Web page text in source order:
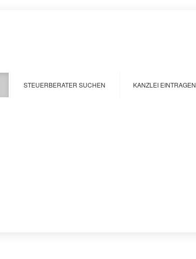
STEUERBERATER SUCHEN KANZLEI EINTRAGEN